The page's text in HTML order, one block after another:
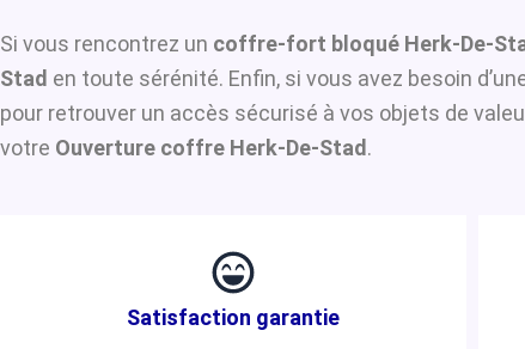
Si vous rencontrez un coffre-fort bloqué Herk-De-
Stad en toute sérénité. Enfin, si vous avez besoin
pour retrouver un accès sécurisé à vos objets de
votre Ouverture coffre Herk-De-Stad.
Satisfaction garantie